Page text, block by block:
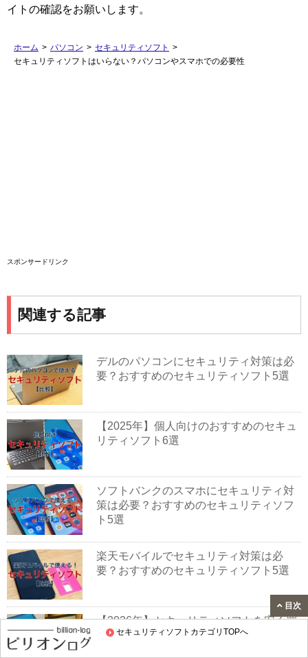
セキュリティソフトカテゴリTOPへ
イトの確認をお願いします。
ホーム > パソコン > セキュリティソフト >
セキュリティソフトはいらない？パソコンやスマホでの必要性
スポンサードリンク
関連する記事
デルのパソコンにセキュリティ対策は必
要？おすすめのセキュリティソフト5選
【2025年】個人向けのおすすめのセキュ
リティソフト6選
ソフトバンクのスマホにセキュリティ対
策は必要？おすすめのセキュリティソフ
ト5選
楽天モバイルでセキュリティ対策は必
要？おすすめのセキュリティソフト5選
【2026年】セキュリティソフトを安く買
う方法｜お得な価格で手に入れる！
目次